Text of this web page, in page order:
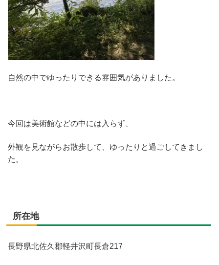
自然の中でゆったりできる雰囲気がありました。
今回は美術館などの中には入らず、
外観を見ながらお散歩して、ゆったりと過ごしてきまし
た。
所在地
長野県北佐久郡軽井沢町長倉217